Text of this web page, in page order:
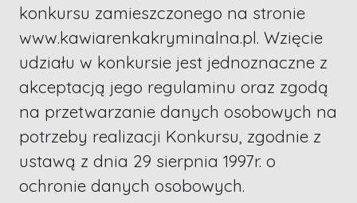
konkursu zamieszczonego na stronie
www.kawiarenkakryminalna.pl. Wzięcie
udziału w konkursie jest jednoznaczne z
akceptacją jego regulaminu oraz zgodą
na przetwarzanie danych osobowych na
potrzeby realizacji Konkursu, zgodnie z
ustawą z dnia 29 sierpnia 1997r. o
ochronie danych osobowych.